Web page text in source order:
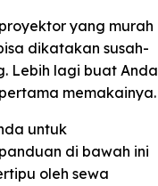
yang murah
dikatakan susah-
Lebih lagi buat Anda
memakainya.
untuk
di bawah ini
oleh sewa